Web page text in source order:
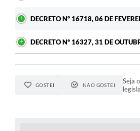
DECRETO Nº 16718, 06 DE
DECRETO Nº 16327, 31 DE
GOSTEI NÃO GOSTEI
Seja